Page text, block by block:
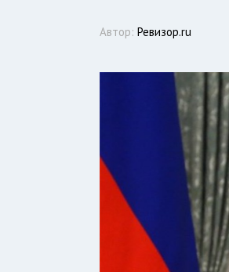
Автор:Ревизор.ru